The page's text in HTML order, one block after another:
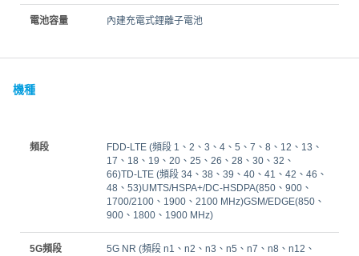
電池容量 內建充電式鋰離子電池
機種
頻段
FDD‑LTE (頻段 1、2、3、4、5、7、8、12、13、
17、18、19、20、25、26、28、30、32、
66)TD‑LTE (頻段 34、38、39、40、41、42、46、
48、53)UMTS/HSPA+/DC-HSDPA(850、900、
1700/2100、1900、2100 MHz)GSM/EDGE(850、
900、1800、1900 MHz)
5G頻段
5G NR (頻段 n1、n2、n3、n5、n7、n8、n12、